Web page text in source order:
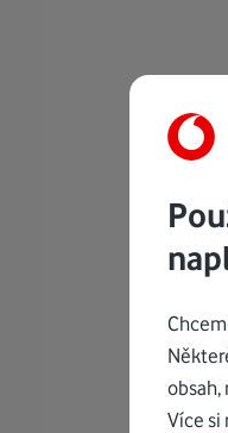
Více si